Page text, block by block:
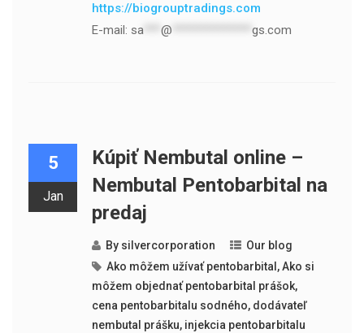
https://biogrouptradings.com
E-mail: sa*** @ gs.com
5
Jan
Kúpiť Nembutal online –
Nembutal Pentobarbital na
predaj
By silvercorporation
Our blog
Ako môžem užívať pentobarbital ,Ako si
môžem objednať pentobarbital prášok,
cena pentobarbitalu sodného, dodávateľ
nembutal prášku, injekcia pentobarbitalu